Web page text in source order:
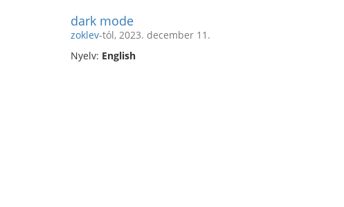
dark mode
zoklev-tól, 2023. december 11.
Nyelv: English